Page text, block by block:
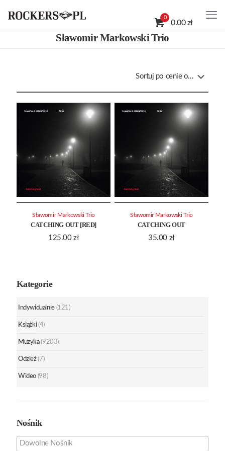
0
0.00 zł
Sławomir Markowski Trio
CATCHING OUT [RED]
125.00 zł
Sławomir Markowski Trio
CATCHING OUT
35.00 zł
Sławomir Markowski Trio
Kategorie
Indywidualnie (121)
Książki (4)
Muzyka (9203)
Odzież (7)
Wideo (98)
Nośnik